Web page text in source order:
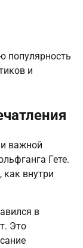
популярность
и
важной
Гете.
как внутри
в
Это